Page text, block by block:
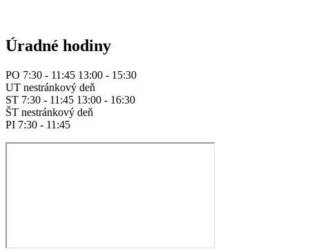
Úradné hodiny
PO 7:30 - 11:45 13:00 - 15:30
UT nestránkový deň
ST 7:30 - 11:45 13:00 - 16:30
ŠT nestránkový deň
PI 7:30 - 11:45